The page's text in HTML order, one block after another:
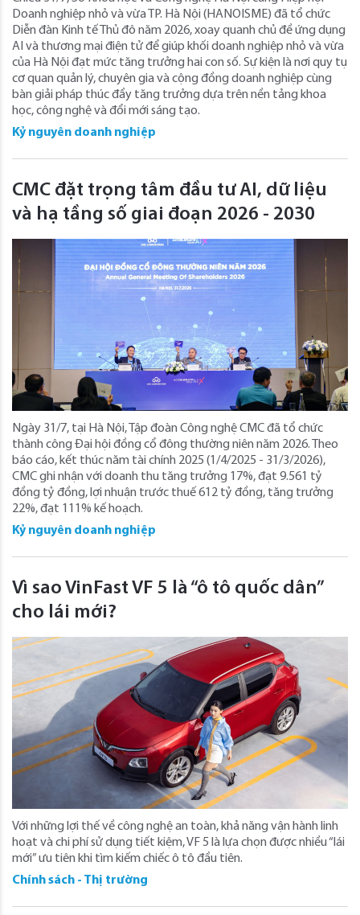
Doanh nghiệp nhỏ và vừa TP. Hà Nội (HANOISME) đã tổ chức
Diễn đàn Kinh tế Thủ đô năm 2026, xoay quanh chủ đề ứng dụng
AI và thương mại điện tử để giúp khối doanh nghiệp nhỏ và vừa
của Hà Nội đạt mức tăng trưởng hai con số. Sự kiện là nơi quy tụ
cơ quan quản lý, chuyên gia và cộng đồng doanh nghiệp cùng
bàn giải pháp thúc đẩy tăng trưởng dựa trên nền tảng khoa
học, công nghệ và đổi mới sáng tạo.
Kỷ nguyên doanh nghiệp
CMC đặt trọng tâm đầu tư AI, dữ liệu
và hạ tầng số giai đoạn 2026 - 2030
Ngày 31/7, tại Hà Nội, Tập đoàn Công nghệ CMC đã tổ chức
thành công Đại hội đồng cổ đông thường niên năm 2026. Theo
báo cáo, kết thúc năm tài chính 2025 (1/4/2025 - 31/3/2026),
CMC ghi nhận với doanh thu tăng trưởng 17%, đạt 9.561 tỷ
đồng tỷ đồng, lợi nhuận trước thuế 612 tỷ đồng, tăng trưởng
22%, đạt 111% kế hoạch.
Kỷ nguyên doanh nghiệp
Vì sao VinFast VF 5 là “ô tô quốc dân”
cho lái mới?
Với những lợi thế về công nghệ an toàn, khả năng vận hành linh
hoạt và chi phí sử dụng tiết kiệm, VF 5 là lựa chọn được nhiều “lái
mới” ưu tiên khi tìm kiếm chiếc ô tô đầu tiên.
Chính sách - Thị trường